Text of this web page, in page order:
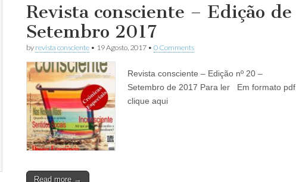
Revista consciente – Edição de
Setembro 2017
by revista consciente• 19 Agosto, 2017• 0 Comments
Revista consciente – Edição nº 20 –
Setembro de 2017 Para ler Em formato pdf,
clique aqui
Read more →